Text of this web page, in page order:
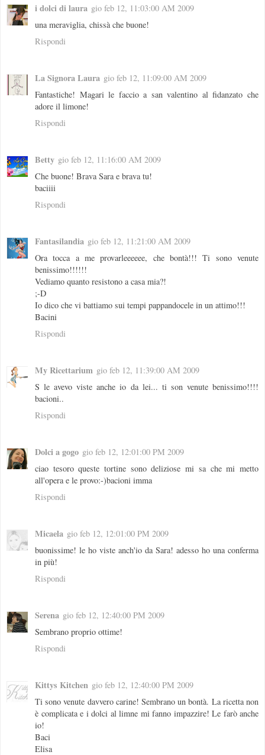
i dolci di laura gio feb 12, 11:03:00 AM 2009
una meraviglia, chissà che buone!
Rispondi
La Signora Laura gio feb 12, 11:09:00 AM 2009
Fantastiche! Magari le faccio a san valentino al fidanzato che
adore il limone!
Rispondi
Betty gio feb 12, 11:16:00 AM 2009
Che buone! Brava Sara e brava tu!
baciiii
Rispondi
Fantasilandia gio feb 12, 11:21:00 AM 2009
Ora tocca a me provarleeeeee, che bontà!!! Ti sono venute
benissimo!!!!!!
Vediamo quanto resistono a casa mia?!
;-D
Io dico che vi battiamo sui tempi pappandocele in un attimo!!!
Bacini
Rispondi
My Ricettarium gio feb 12, 11:39:00 AM 2009
S le avevo viste anche io da lei... ti son venute benissimo!!!!
bacioni..
Rispondi
Dolci a gogo gio feb 12, 12:01:00 PM 2009
ciao tesoro queste tortine sono deliziose mi sa che mi metto
all'opera e le provo:-)bacioni imma
Rispondi
Micaela gio feb 12, 12:01:00 PM 2009
buonissime! le ho viste anch'io da Sara! adesso ho una conferma
in più!
Rispondi
Serena gio feb 12, 12:40:00 PM 2009
Sembrano proprio ottime!
Rispondi
Kittys Kitchen gio feb 12, 12:40:00 PM 2009
Ti sono venute davvero carine! Sembrano un bontà. La ricetta non
è complicata e i dolci al limne mi fanno impazzire! Le farò anche
io!
Baci
Elisa